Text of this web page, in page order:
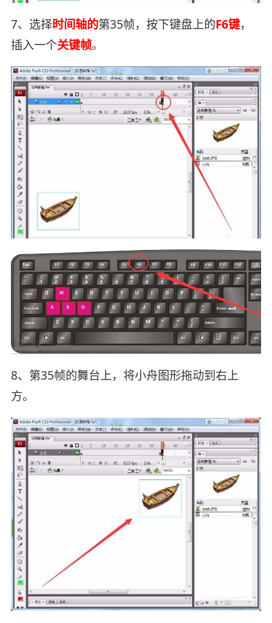
7、选择时间轴的第35帧，按下键盘上的F6键，
插入一个关键帧。
8、第35帧的舞台上，将小舟图形拖动到右上
方。